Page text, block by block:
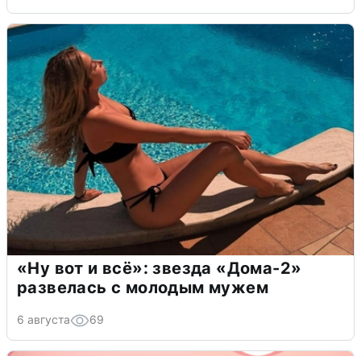
«Ну вот и всё»: звезда «Дома-2»
развелась с молодым мужем
6 августа 69